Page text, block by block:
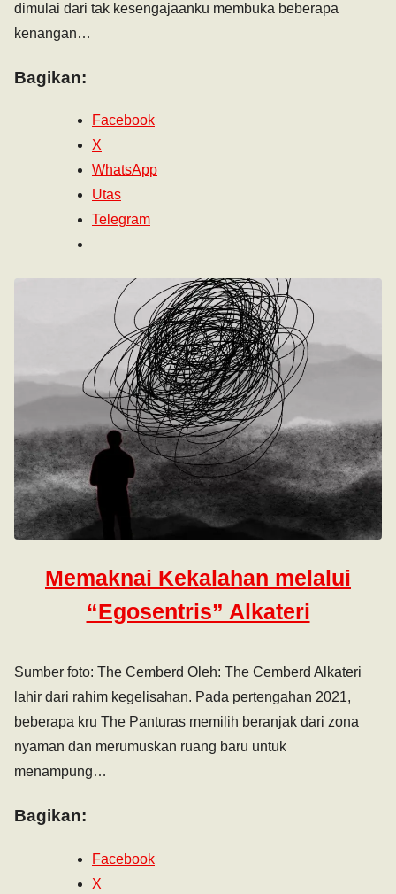
dimulai dari tak kesengajaanku membuka beberapa
kenangan…
Bagikan:
Facebook
X
WhatsApp
Utas
Telegram
Memaknai Kekalahan melalui
“Egosentris” Alkateri
Sumber foto: The Cemberd Oleh: The Cemberd Alkateri
lahir dari rahim kegelisahan. Pada pertengahan 2021,
beberapa kru The Panturas memilih beranjak dari zona
nyaman dan merumuskan ruang baru untuk
menampung…
Bagikan:
Facebook
X